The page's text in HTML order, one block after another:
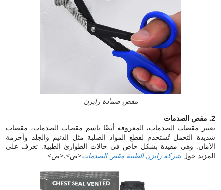
مقص ضمادة رايزن
2. مقص الصدمات
تعتبر مقصات الصدمات، المعروفة أيضًا باسم مقصات الصدمات، مقصات
شديدة التحمل تُستخدم لقطع المواد الصلبة مثل الدنيم والجلد وأحزمة
الأمان. وهي مفيدة بشكل خاص في حالات الطوارئ الطبية. تعرف على
المزيد حول شركة رايزن الطبية مقص الصدمات<ص>.<ص>